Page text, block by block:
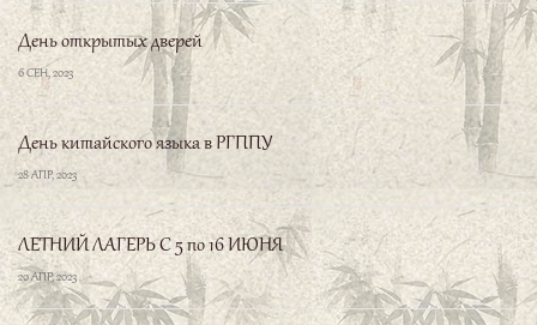
День открытых дверей
6 СЕН, 2023
День китайского языка в РГППУ
28 АПР, 2023
ЛЕТНИЙ ЛАГЕРЬ С 5 по 16 ИЮНЯ
20 АПР, 2023
ЭКЗАМЕН YCT 13 МАЯ